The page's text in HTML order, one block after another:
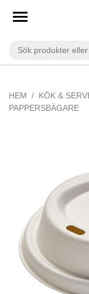
HEM KÖK &
PAPPERSBÄGARE